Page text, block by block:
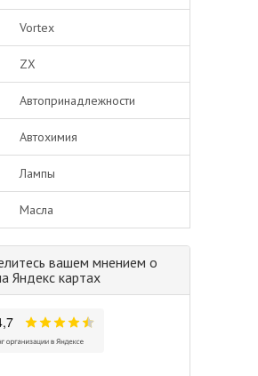
Vortex
ZX
Автопринадлежности
Автохимия
Лампы
Масла
вашем мнением о
Яндекс картах